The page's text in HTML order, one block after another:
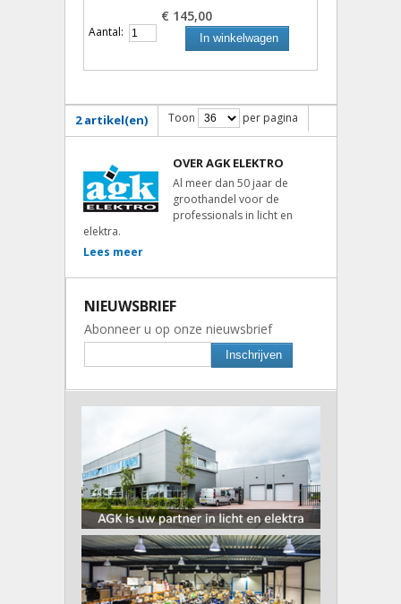
€ 145,00
Aantal: In winkelwagen
2 artikel(en) Toon per pagina
OVER AGK ELEKTRO
Al meer dan 50 jaar de
groothandel voor de
professionals in licht en
elektra.
Lees meer
NIEUWSBRIEF
Abonneer u op onze nieuwsbrief
Inschrijven